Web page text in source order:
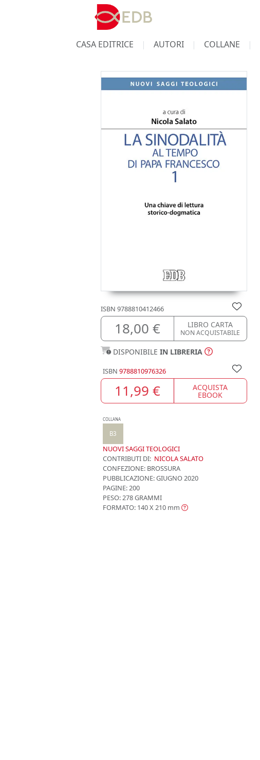
CASA EDITRICE AUTORI COLLANE
ISBN 9788810412466
18,00 € LIBRO CARTA
NON ACQUISTABILE
DISPONIBILE IN LIBRERIA
ISBN 9788810976326
11,99 € ACQUISTA
EBOOK
COLLANA
B3
NUOVI SAGGI TEOLOGICI
CONTRIBUTI DI: NICOLA SALATO
CONFEZIONE: BROSSURA
PUBBLICAZIONE:GIUGNO 2020
PAGINE: 200
PESO: 278 GRAMMI
FORMATO: 140 X 210 mm